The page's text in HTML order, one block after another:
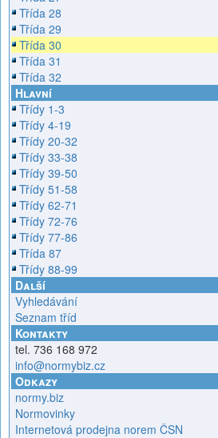
Třída 28
Třída 29
Třída 30
Třída 31
Třída 32
Hlavní
Třídy 1-3
Třídy 4-19
Třídy 20-32
Třídy 33-38
Třídy 39-50
Třídy 51-58
Třídy 62-71
Třídy 72-76
Třídy 77-86
Třída 87
Třídy 88-99
Další
Vyhledávání
Seznam tříd
Kontakty
tel. 736 168 972
info@normybiz.cz
Odkazy
normy.biz
Normovinky
Internetová prodejna norem ČSN